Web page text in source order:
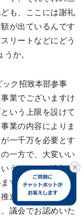
も、ここには謝礼
が出ているんです
リートなどにどう
か。
ック招致本部参事
業でございますけ
いう上限を設けて
業の内容によりま
一千万を必要とす
一方で、大変いい
うことで、追加で
す。そうしたこと
進するために効果
議会でお認めいた